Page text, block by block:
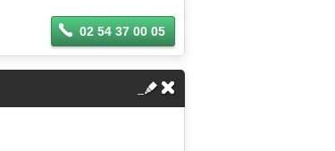
02 54 37 00 05